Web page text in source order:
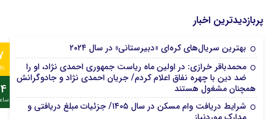
پربازدیدترین اخبار
بهترین سریال‌های کره‌ای «دبیرستانی» در سال ۲۰۲۴
محمدباقر خرازی: در اولین ماه ریاست جمهوری احمدی نژاد، او را
ضد دین با چهره نفاق اعلام کردم/ جریان احمدی نژاد و جادوگرانش
همچنان مشغول هستند
شرایط دریافت وام مسکن در سال ۱۴۰۵/ جزئیات مبلغ دریافتی و